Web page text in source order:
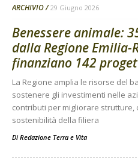
ARCHIVIO 29 Giugno 2026
Benessere animale:
dalla Regione Emilia-
finanziano 142
La Regione amplia le risorse del
sostenere gli investimenti nelle
contributi per migliorare strutture,
sostenibilità della filiera
Di Redazione Terra e Vita